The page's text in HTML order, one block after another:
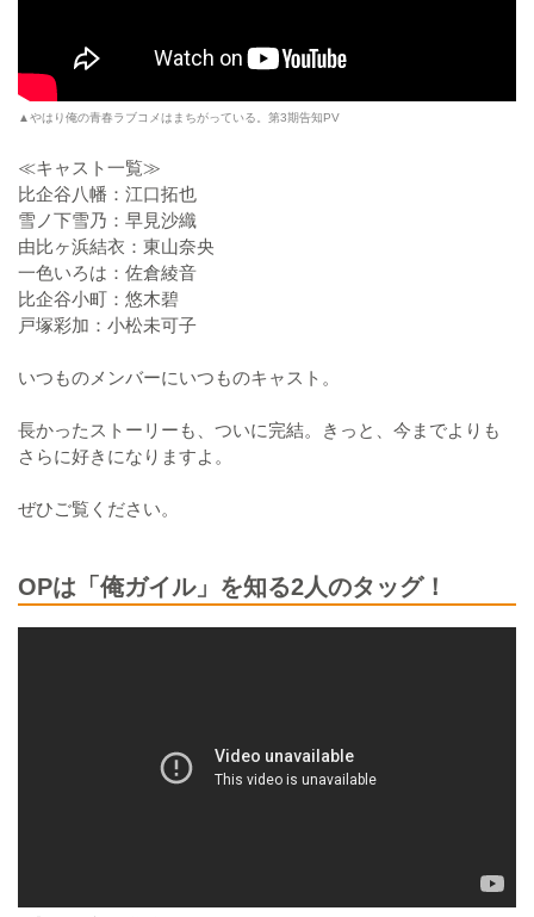
▲やはり俺の青春ラブコメはまちがっている。第3期告知PV
≪キャスト一覧≫
比企谷八幡：江口拓也
雪ノ下雪乃：早見沙織
由比ヶ浜結衣：東山奈央
一色いろは：佐倉綾音
比企谷小町：悠木碧
戸塚彩加：小松未可子
いつものメンバーにいつものキャスト。
長かったストーリーも、ついに完結。きっと、今までよりも
さらに好きになりますよ。
ぜひご覧ください。
OPは「俺ガイル」を知る2人のタッグ！